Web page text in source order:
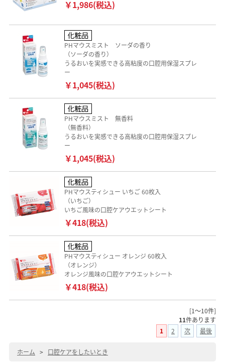
￥1,986(税込)
PHマウスミスト ソーダの香り
（ソーダの香り）
うるおいを実感できる高粘度の口腔用保湿スプレ
ー
￥1,045(税込)
PHマウスミスト 無香料
（無香料）
うるおいを実感できる高粘度の口腔用保湿スプレ
ー
￥1,045(税込)
PHマウスティシュー いちご 60枚入
（いちご）
いちご風味の口腔ケアウエットシート
￥418(税込)
PHマウスティシュー オレンジ 60枚入
（オレンジ）
オレンジ風味の口腔ケアウエットシート
￥418(税込)
[1～10件]
11件あります
1
2 次 最後
ホーム > 口腔ケアをしたいとき